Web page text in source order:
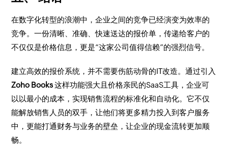
在数字化转型的浪潮中，企业之间的竞争已经演变为效率的
竞争。一份清晰、准确、快速送达的报价单，传递给客户的
不仅仅是价格信息，更是“这家公司值得信赖”的强烈信号。
建立高效的报价系统，并不需要伤筋动骨的IT改造。通过引入
Zoho Books这样功能强大且价格亲民的SaaS工具，企业可
以以最小的成本，实现销售流程的标准化和自动化。它不仅
能解放销售人员的双手，让他们将更多精力投入到客户服务
中，更能打通财务与业务的壁垒，让企业的现金流转更加顺
畅。